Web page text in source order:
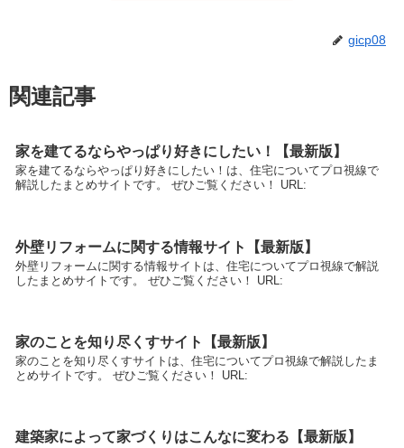
gicp08
関連記事
家を建てるならやっぱり好きにしたい！【最新版】
家を建てるならやっぱり好きにしたい！は、住宅についてプロ視線で
解説したまとめサイトです。 ぜひご覧ください！ URL:
外壁リフォームに関する情報サイト【最新版】
外壁リフォームに関する情報サイトは、住宅についてプロ視線で解説
したまとめサイトです。 ぜひご覧ください！ URL:
家のことを知り尽くすサイト【最新版】
家のことを知り尽くすサイトは、住宅についてプロ視線で解説したま
とめサイトです。 ぜひご覧ください！ URL:
建築家によって家づくりはこんなに変わる【最新版】